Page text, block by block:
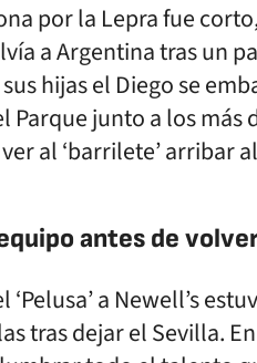
por la Lepra fue
a Argentina tras un
hijas el Diego se
Parque junto a los más
al ‘barrilete’ arribar
antes de
‘Pelusa’ a Newell’s
tras dejar el Sevilla.